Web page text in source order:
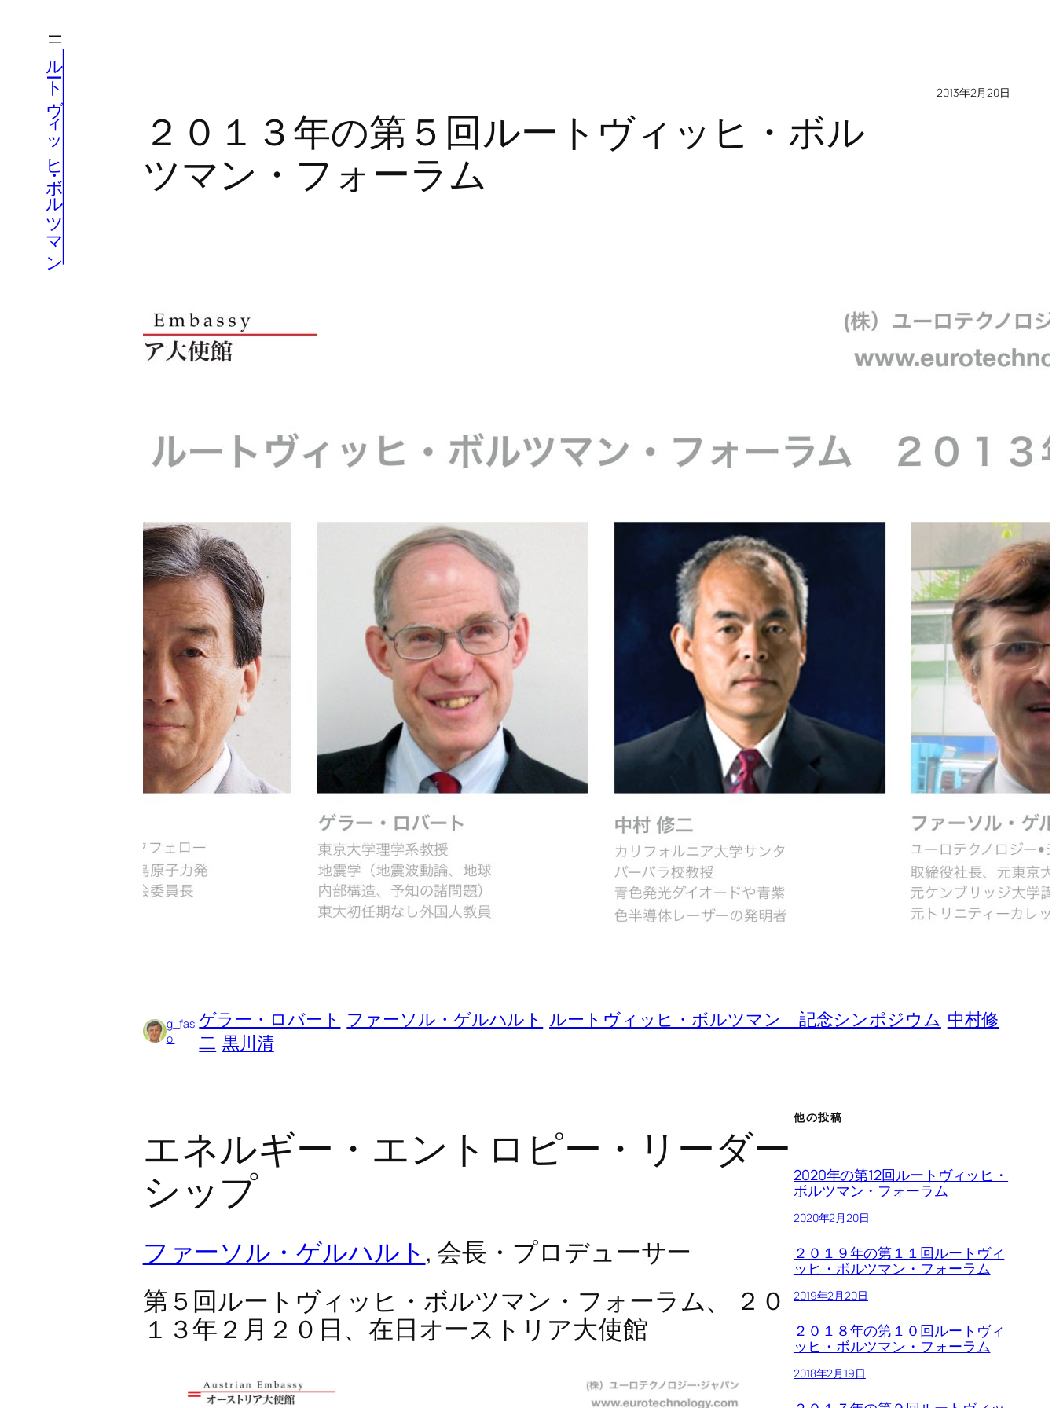
ルートヴィッヒ・ボルツマン
２０１３年の第５回ルートヴィッヒ・ボル
ツマン・フォーラム
2013年2月20日
g_fas
ol
ゲラー・ロバート ファーソル・ゲルハルト ルートヴィッヒ・ボルツマン 記念シンポジウム 中村修
二 黒川清
エネルギー・エントロピー・リーダー
シップ
ファーソル・ゲルハルト , 会長・プロデューサー
第５回ルートヴィッヒ・ボルツマン・フォーラム、 ２０
１３年２月２０日、在日オーストリア大使館
他の投稿
2020年の第12回ルートヴィッヒ・
ボルツマン・フォーラム
2020年2月20日
２０１９年の第１１回ルートヴィ
ッヒ・ボルツマン・フォーラム
2019年2月20日
２０１８年の第１０回ルートヴィ
ッヒ・ボルツマン・フォーラム
2018年2月19日